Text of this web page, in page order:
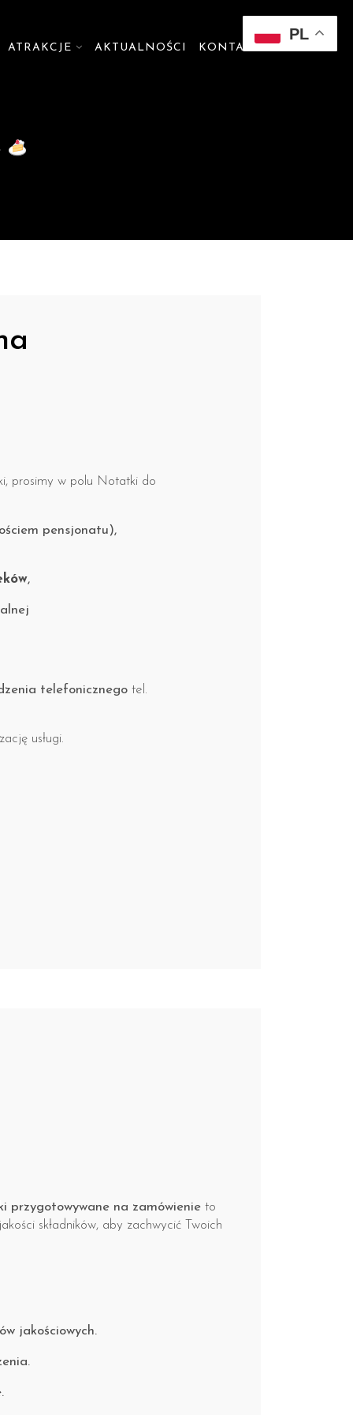
ATRAKCJE AKTUALNOŚCI KONTAKT
prosimy w polu Notatki do
pensjonatu),
,
telefonicznego tel.
usługi.
przygotowywane na zamówienie to
składników, aby zachwycić Twoich
jakościowych.
PL